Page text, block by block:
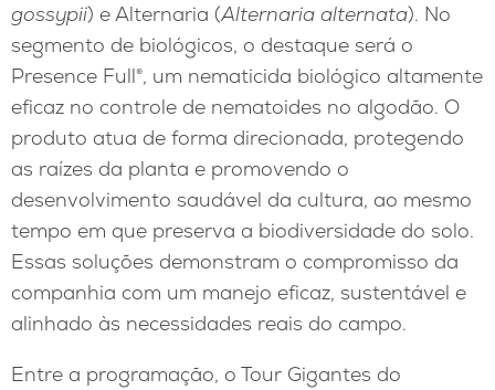
gossypii) e Alternaria (Alternaria alternata). No
segmento de biológicos, o destaque será o
Presence Full®, um nematicida biológico altamente
eficaz no controle de nematoides no algodão. O
produto atua de forma direcionada, protegendo
as raízes da planta e promovendo o
desenvolvimento saudável da cultura, ao mesmo
tempo em que preserva a biodiversidade do solo.
Essas soluções demonstram o compromisso da
companhia com um manejo eficaz, sustentável e
alinhado às necessidades reais do campo.
Entre a programação, o Tour Gigantes do